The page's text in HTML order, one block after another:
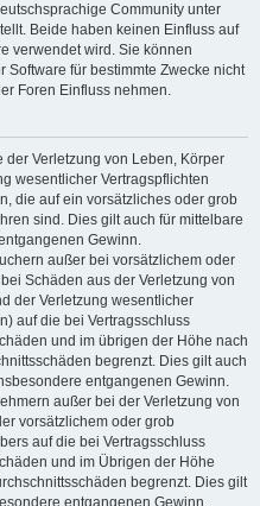
Community unter
Beide haben keinen Einfluss auf
verwendet wird. Sie können
für bestimmte Zwecke nicht
Foren Einfluss nehmen.
der Verletzung von Leben, Körper
wesentlicher Vertragspflichten
die auf ein vorsätzliches oder grob
sind. Dies gilt auch für mittelbare
Gewinn.
außer bei vorsätzlichem oder
Schäden aus der Verletzung von
der Verletzung wesentlicher
auf die bei Vertragsschluss
und im übrigen der Höhe nach
begrenzt. Dies gilt auch
entgangenen Gewinn.
außer bei der Verletzung von
vorsätzlichem oder grob
auf die bei Vertragsschluss
und im Übrigen der Höhe
begrenzt. Dies gilt
entgangenen Gewinn.